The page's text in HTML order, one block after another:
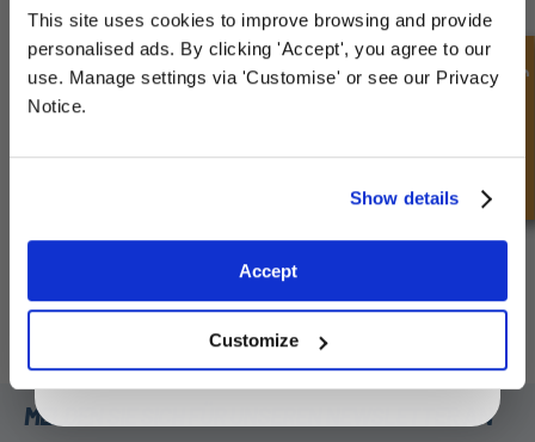
This site uses cookies to improve browsing and provide
personalised ads. By clicking 'Accept', you agree to our
use. Manage settings via 'Customise' or see our Privacy
Notice.
Show details
Accept
Customize
Kritische Komponenten für den Kompressor
MELDEN SIE SICH FÜR UNSEREN NEWSLETTER AN
Schnellanfrage
Sign up for special offers and exclusive
deals
By entering your email address you are agreeing to our
privacy policy.